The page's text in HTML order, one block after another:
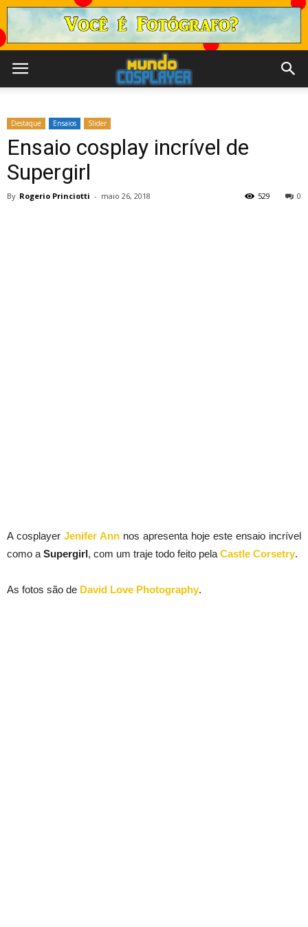
Destaque Ensaios Slider
Ensaio cosplay incrível de
Supergirl
By Rogerio Princiotti - maio 26, 2018 0
529
A cosplayer Jenifer Ann nos apresenta hoje este ensaio incrível
como a Supergirl, com um traje todo feito pela Castle Corsetry.
As fotos são de David Love Photography.